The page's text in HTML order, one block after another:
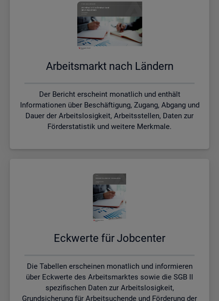
Ar­beits­markt nach Län­dern
Der Bericht erscheint monatlich und enthält
Informationen über Beschäftigung, Zugang, Abgang und
Dauer der Arbeitslosigkeit, Arbeitsstellen, Daten zur
Förderstatistik und weitere Merkmale.
Eck­wer­te für Job­cen­ter
Die Tabellen erscheinen monatlich und informieren
über Eckwerte des Arbeitsmarktes sowie die SGB II
spezifischen Daten zur Arbeitslosigkeit,
Grundsicherung für Arbeitsuchende und Förderung der